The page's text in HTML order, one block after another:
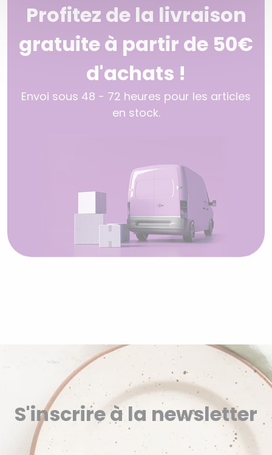
Profitez de la livraison
gratuite à partir de 50€
d'achats !
Envoi sous 48 - 72 heures pour les articles
en stock.
S'inscrire à la newsletter